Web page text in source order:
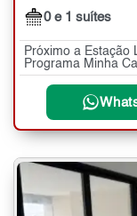
0 e 1 suítes
Próximo a Estação
Programa Minha